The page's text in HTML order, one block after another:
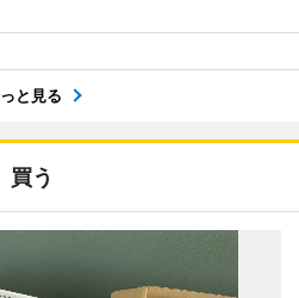
と見る
買う